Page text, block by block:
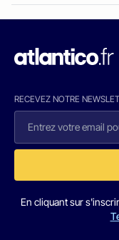
RECEVEZ NOTRE
En cliquant sur